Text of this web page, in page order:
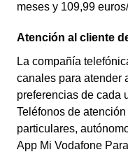
meses y 109,99
Atención al cliente
La compañía
canales para atender
preferencias de cada
Teléfonos de
particulares,
App Mi Vodafone